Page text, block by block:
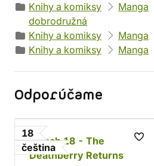
Knihy a komiksy
Manga
dobrodružná
Knihy a komiksy
Manga
Knihy a komiksy
Manga
Odporúčame
18
čeština
Bleach 18 - The
Deathberry Returns